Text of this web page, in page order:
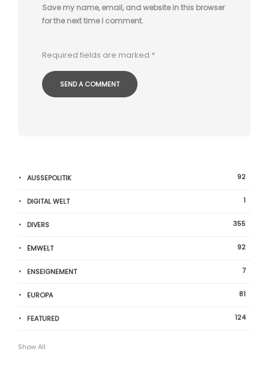
Save my name, email, and website in this browser
for the next time I comment.
Required fields are marked *
AUSSEPOLITIK 92
DIGITAL WELT 1
DIVERS 355
ËMWELT 92
ENSEIGNEMENT 7
EUROPA 81
FEATURED 124
Show All